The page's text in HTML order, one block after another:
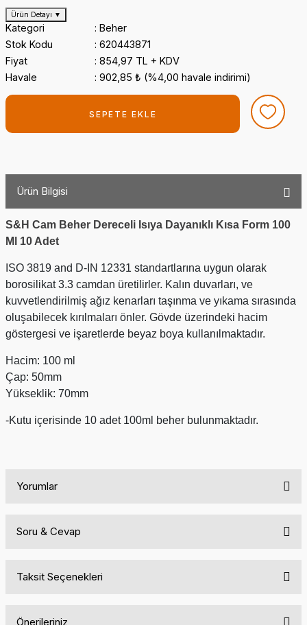
Ürün Detayı ▼
Kategori
Beher
Stok Kodu
620443871
Fiyat
854,97 TL + KDV
Havale
902,85 ₺ (%4,00 havale indirimi)
SEPETE EKLE
Ürün Bilgisi
S&H Cam Beher Dereceli Isıya Dayanıklı Kısa Form 100
Ml 10 Adet
ISO 3819 and D-IN 12331 standartlarına uygun olarak
borosilikat 3.3 camdan üretilirler. Kalın duvarları, ve
kuvvetlendirilmiş ağız kenarları taşınma ve yıkama sırasında
oluşabilecek kırılmaları önler. Gövde üzerindeki hacim
göstergesi ve işaretlerde beyaz boya kullanılmaktadır.
Hacim: 100 ml
Çap: 50mm
Yükseklik: 70mm
-Kutu içerisinde 10 adet 100ml beher bulunmaktadır.
Yorumlar
Soru & Cevap
Taksit Seçenekleri
Önerileriniz